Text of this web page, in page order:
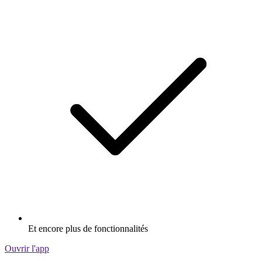
Et encore plus de fonctionnalités
Ouvrir l'app